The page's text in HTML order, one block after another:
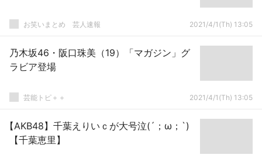
お笑いまとめ 芸人速報 2021/4/1(Th) 13:05
乃木坂46・阪口珠美（19）「マガジン」グ
ラビア登場
芸能トピ＋＋ 2021/4/1(Th) 13:05
【AKB48】千葉えりいｃが大号泣(´；ω；`)
【千葉恵里】